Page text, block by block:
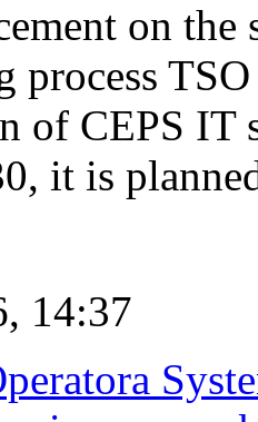
on
process
of CEPS IT
it is
14:37